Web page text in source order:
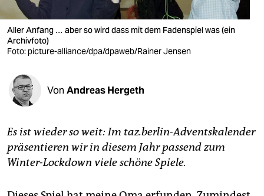
verlag
verlag
shop
fragen & hilfe
unterstützen
abo
Aller Anfang … aber so wird dass mit dem Fadenspiel was (ein
Archivfoto)
Foto: picture-alliance/dpa/dpaweb/Rainer Jensen
Von Andreas Hergeth
Es ist wieder so weit: Im taz.berlin-Adventskalender
präsentieren wir in diesem Jahr passend zum
Winter-Lockdown viele schöne Spiele.